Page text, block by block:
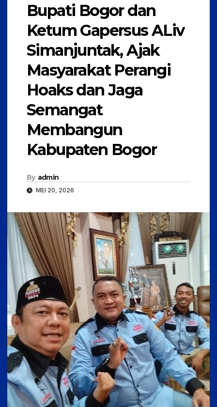
Bupati Bogor dan
Ketum Gapersus ALiv
Simanjuntak, Ajak
Masyarakat Perangi
Hoaks dan Jaga
Semangat
Membangun
Kabupaten Bogor
By admin
MEI 20, 2026